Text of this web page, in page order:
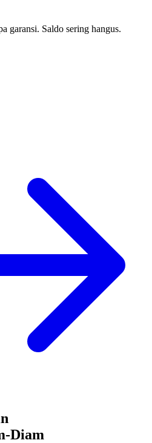
garansi. Saldo sering hangus.
Diam